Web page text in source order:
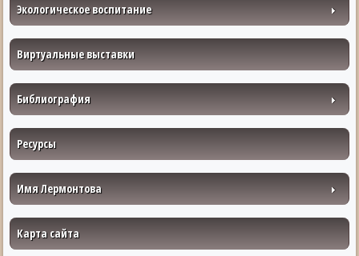
Экологическое воспитание
Виртуальные выставки
Библиография
Ресурсы
Имя Лермонтова
Карта сайта